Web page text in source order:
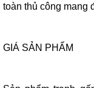
toàn thủ công mang
GIÁ SẢN PHẨM